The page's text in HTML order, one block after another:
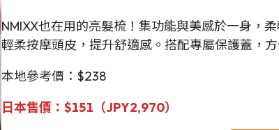
NMIXX也在用的亮髮梳！集功能與美感於一身，
輕柔按摩頭皮，提升舒適感。搭配專屬保護蓋，
本地參考價：$238
日本售價 ： $151（JPY2,970）